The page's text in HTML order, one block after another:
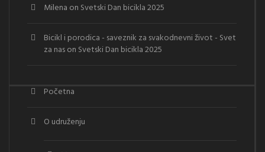
Milena on Svetski Dan bicikla 2025
Bicikl i porodica - saveznik za svakodnevni život - Svet
za nason Svetski Dan bicikla 2025
Početna
O udruženju